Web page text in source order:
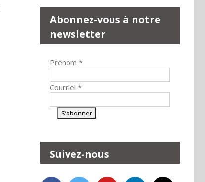
Abonnez-vous à notre
newsletter
Prénom *
Courriel *
Suivez-nous